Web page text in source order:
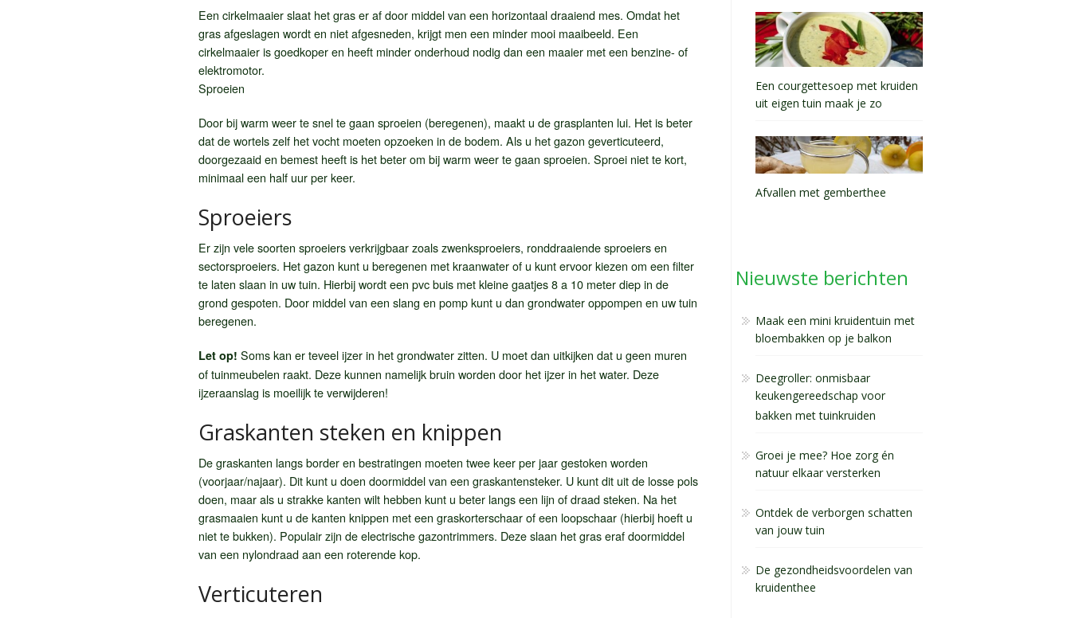
Een cirkelmaaier slaat het gras er af door middel van een horizontaal draaiend mes. Omdat het
gras afgeslagen wordt en niet afgesneden, krijgt men een minder mooi maaibeeld. Een
cirkelmaaier is goedkoper en heeft minder onderhoud nodig dan een maaier met een benzine- of
elektromotor.
Sproeien
Door bij warm weer te snel te gaan sproeien (beregenen), maakt u de grasplanten lui. Het is beter
dat de wortels zelf het vocht moeten opzoeken in de bodem. Als u het gazon geverticuteerd,
doorgezaaid en bemest heeft is het beter om bij warm weer te gaan sproeien. Sproei niet te kort,
minimaal een half uur per keer.
Sproeiers
Er zijn vele soorten sproeiers verkrijgbaar zoals zwenksproeiers, ronddraaiende sproeiers en
sectorsproeiers. Het gazon kunt u beregenen met kraanwater of u kunt ervoor kiezen om een filter
te laten slaan in uw tuin. Hierbij wordt een pvc buis met kleine gaatjes 8 a 10 meter diep in de
grond gespoten. Door middel van een slang en pomp kunt u dan grondwater oppompen en uw tuin
beregenen.
Let op! Soms kan er teveel ijzer in het grondwater zitten. U moet dan uitkijken dat u geen muren
of tuinmeubelen raakt. Deze kunnen namelijk bruin worden door het ijzer in het water. Deze
ijzeraanslag is moeilijk te verwijderen!
Graskanten steken en knippen
De graskanten langs border en bestratingen moeten twee keer per jaar gestoken worden
(voorjaar/najaar). Dit kunt u doen doormiddel van een graskantensteker. U kunt dit uit de losse pols
doen, maar als u strakke kanten wilt hebben kunt u beter langs een lijn of draad steken. Na het
grasmaaien kunt u de kanten knippen met een graskorterschaar of een loopschaar (hierbij hoeft u
niet te bukken). Populair zijn de electrische gazontrimmers. Deze slaan het gras eraf doormiddel
van een nylondraad aan een roterende kop.
Verticuteren
Een courgettesoep met kruiden
uit eigen tuin maak je zo
Afvallen met gemberthee
Nieuwste berichten
Maak een mini kruidentuin met
bloembakken op je balkon
Deegroller: onmisbaar
keukengereedschap voor
bakken met tuinkruiden
Groei je mee? Hoe zorg én
natuur elkaar versterken
Ontdek de verborgen schatten
van jouw tuin
De gezondheidsvoordelen van
kruidenthee